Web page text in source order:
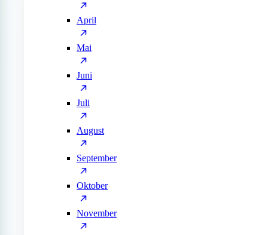
April
Mai
Juni
Juli
August
September
Oktober
November